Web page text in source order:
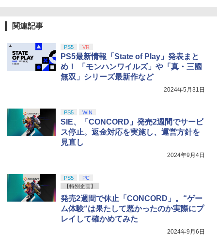
関連記事
PS5 VR
PS5最新情報「State of Play」発表まと
め！ 「モンハンワイルズ」や「真・三國
無双」シリーズ最新作など
2024年5月31日
PS5 WIN
SIE、「CONCORD」発売2週間でサービ
ス停止。返金対応を実施し、運営方針を
見直し
2024年9月4日
PS5
PC
【特別企画】
発売2週間で休止「CONCORD」。“ゲー
ム体験“は果たして悪かったのか実際にプ
レイして確かめてみた
2024年9月6日